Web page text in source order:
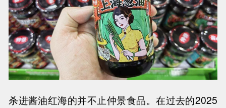
杀进酱油红海的并不止仲景食品。在过去的2025